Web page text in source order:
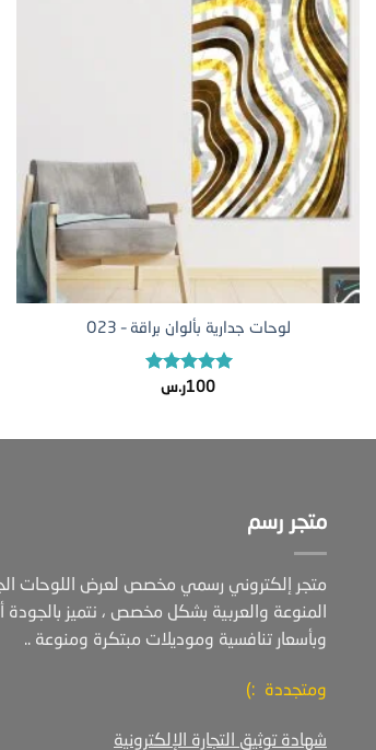
+
لوحات جدارية بألوان براقة – O23
تم التقييم
100ر.س
متجر رسم
متجر إلكتروني رسمي مخصص لعرض اللوحات
المنوعة والعربية بشكل مخصص ، نتميز بالجودة
وبأسعار تنافسية وموديلات مبتكرة ومنوعة ..
ومتجددة :)
شهادة توثيق التجارة الإلكترونية